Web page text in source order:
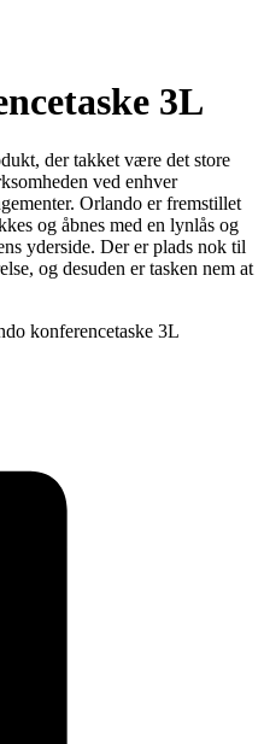
3L
der takket være det store
ved enhver
Orlando er fremstillet
og åbnes med en lynlås og
yderside. Der er plads nok til
og desuden er tasken nem at
konferencetaske 3L